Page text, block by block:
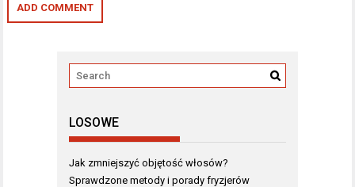
LOSOWE
Jak zmniejszyć objętość włosów?
Sprawdzone metody i porady fryzjerów